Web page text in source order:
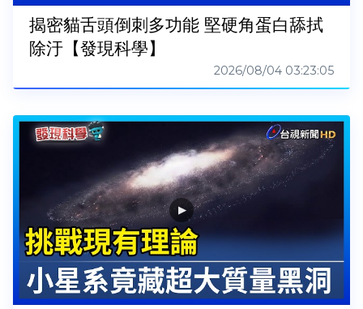
揭密貓舌頭倒刺多功能 堅硬角蛋白舔拭
除汙【發現科學】
2026/08/04 03:23:05